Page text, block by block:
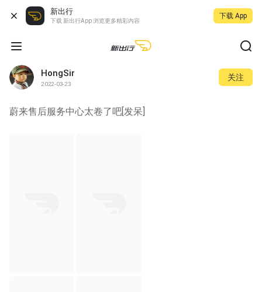
新出行
下载 新出行App 浏览更多精彩内容
下载 App
HongSir
2022-03-23
关注
蔚来售后服务中心太卷了吧[发呆]